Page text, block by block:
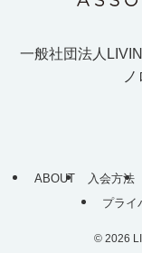
一般社団法人
ノ
ABOUT 入会方法
プライ
©2026